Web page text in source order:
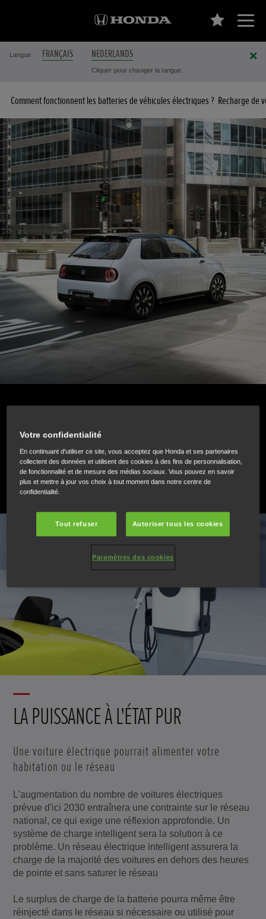
Langue FRANÇAIS NEDERLANDS
Cliquer pour changer la langue.
Comment fonctionnent les batteries de véhicules électriques ? Recharge de
INFORMATIONS ESSENTIELLES SUR LA
VOITURE ÉLECTRIQUE
Découvrez la révolution silencieuse
LA PUISSANCE À L'ÉTAT PUR
Une voiture électrique pourrait alimenter votre
habitation ou le réseau
L'augmentation du nombre de voitures électriques
prévue d'ici 2030 entraînera une contrainte sur le réseau
national, ce qui exige une réflexion approfondie. Un
système de charge intelligent sera la solution à ce
problème. Un réseau électrique intelligent assurera la
charge de la majorité des voitures en dehors des heures
de pointe et sans saturer le réseau
Le surplus de charge de la batterie pourra même être
réinjecté dans le réseau si nécessaire ou utilisé pour
Votre confidentialité
En continuant d'utiliser ce site, vous acceptez que Honda et ses partenaires
collectent des données et utilisent des cookies à des fins de personnalisation,
de fonctionnalité et de mesure des médias sociaux. Vous pouvez en savoir
plus et mettre à jour vos choix à tout moment dans notre centre de
confidentialité.
Tout refuser Autoriser tous les cookies
Paramètres des cookies